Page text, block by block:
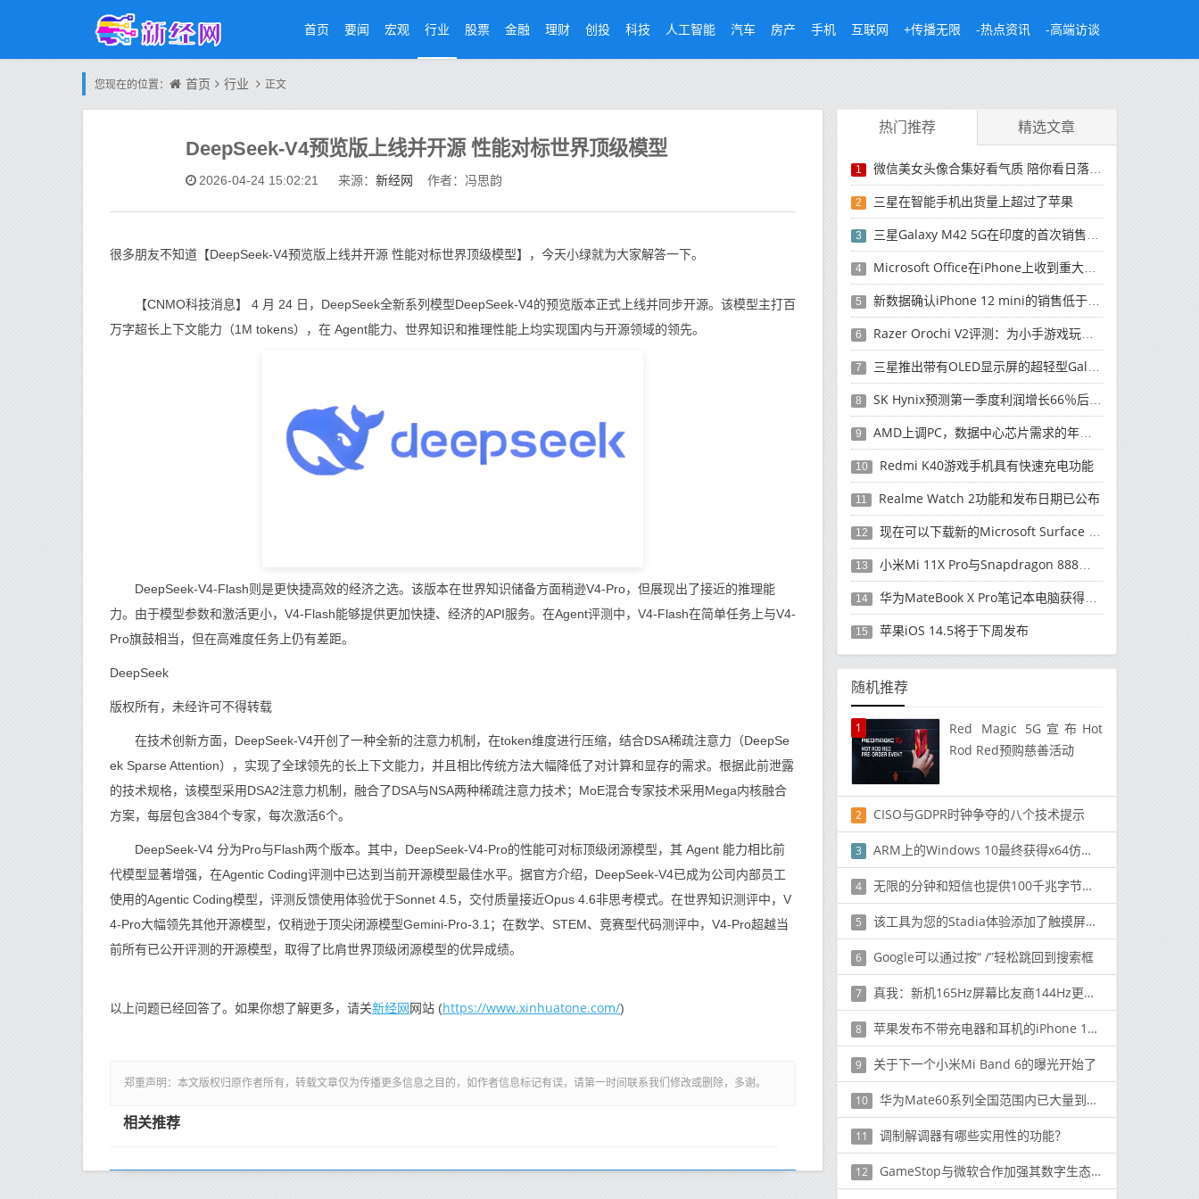
首页 要闻 宏观 行业 股票 金融 理财 创投 科技 人工智能 汽车 房产 手机 互联网 +传播无限 -热点资讯 -高端访谈
您现在的位置： 首页 行业 正文
DeepSeek-V4预览版上线并开源 性能对标世界顶级模型
2026-04-24 15:02:21 来源： 新经网 作者：冯思韵
很多朋友不知道【DeepSeek-V4预览版上线并开源 性能对标世界顶级模型】，今天小绿就为大家解答一下。
【CNMO科技消息】 4 月 24 日，DeepSeek全新系列模型DeepSeek-V4的预览版本正式上线并同步开源。该模型主打百
万字超长上下文能力（1M tokens），在 Agent能力、世界知识和推理性能上均实现国内与开源领域的领先。
DeepSeek-V4-Flash则是更快捷高效的经济之选。该版本在世界知识储备方面稍逊V4-Pro，但展现出了接近的推理能
力。由于模型参数和激活更小，V4-Flash能够提供更加快捷、经济的API服务。在Agent评测中，V4-Flash在简单任务上与V4-
Pro旗鼓相当，但在高难度任务上仍有差距。
DeepSeek
版权所有，未经许可不得转载
在技术创新方面，DeepSeek-V4开创了一种全新的注意力机制，在token维度进行压缩，结合DSA稀疏注意力（DeepSe
ek Sparse Attention），实现了全球领先的长上下文能力，并且相比传统方法大幅降低了对计算和显存的需求。根据此前泄露
的技术规格，该模型采用DSA2注意力机制，融合了DSA与NSA两种稀疏注意力技术；MoE混合专家技术采用Mega内核融合
方案，每层包含384个专家，每次激活6个。
DeepSeek-V4 分为Pro与Flash两个版本。其中，DeepSeek-V4-Pro的性能可对标顶级闭源模型，其 Agent 能力相比前
代模型显著增强，在Agentic Coding评测中已达到当前开源模型最佳水平。据官方介绍，DeepSeek-V4已成为公司内部员工
使用的Agentic Coding模型，评测反馈使用体验优于Sonnet 4.5，交付质量接近Opus 4.6非思考模式。在世界知识测评中，V
4-Pro大幅领先其他开源模型，仅稍逊于顶尖闭源模型Gemini-Pro-3.1；在数学、STEM、竞赛型代码测评中，V4-Pro超越当
前所有已公开评测的开源模型，取得了比肩世界顶级闭源模型的优异成绩。
以上问题已经回答了。如果你想了解更多，请关新经网网站 (https://www.xinhuatone.com/)
郑重声明：本文版权归原作者所有，转载文章仅为传播更多信息之目的，如作者信息标记有误，请第一时间联系我们修改或删除，多谢。
相关推荐
热门推荐 精选文章
1 微信美女头像合集好看气质 陪你看日落的人比日落更浪漫
2 三星在智能手机出货量上超过了苹果
3 三星Galaxy M42 5G在印度的首次销售将于今晚开始
4 Microsoft Office在iPhone上收到重大更新
5 新数据确认iPhone 12 mini的销售低于预期
6 Razer Orochi V2评测：为小手游戏玩家设计的鼠标
7 三星推出带有OLED显示屏的超轻型Galaxy Book Pro和Galaxy Book Pro 360笔记本电脑
8 SK Hynix预测第一季度利润增长66％后，对芯片的需求将增强
9 AMD上调PC，数据中心芯片需求的年度收入预测
10 Redmi K40游戏手机具有快速充电功能
11 Realme Watch 2功能和发布日期已公布
12 现在可以下载新的Microsoft Surface Duo更新
13 小米Mi 11X Pro与Snapdragon 888处理器一起发布
14 华为MateBook X Pro笔记本电脑获得全新升级
15 苹果iOS 14.5将于下周发布
随机推荐
1
Red Magic 5G宣布Hot
Rod Red预购慈善活动
2 CISO与GDPR时钟争夺的八个技术提示
3 ARM上的Windows 10最终获得x64仿真预览
4 无限的分钟和短信也提供100千兆字节的互联网浏览
5 该工具为您的Stadia体验添加了触摸屏控件
6 Google可以通过按“ /”轻松跳回到搜索框
7 真我：新机165Hz屏幕比友商144Hz更省电 寿命提升50%
8 苹果发布不带充电器和耳机的iPhone 12的传言依然存在
9 关于下一个小米Mi Band 6的曝光开始了
10 华为Mate60系列全国范围内已大量到货 不用加价购买！
11 调制解调器有哪些实用性的功能？
12 GameStop与微软合作加强其数字生态系统